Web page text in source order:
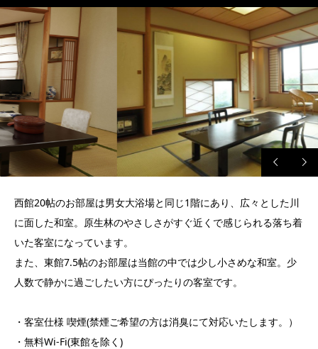
西館20帖のお部屋は男女大浴場と同じ1階にあり、広々とした川
に面した和室。原生林のやさしさがすぐ近くで感じられる落ち着
いた客室になっています。
また、東館7.5帖のお部屋は当館の中では少し小さめな和室。少
人数で静かに過ごしたい方にぴったりの客室です。
・客室仕様 喫煙(禁煙ご希望の方は消臭にて対応いたします。）
・無料Wi-Fi(東館を除く)